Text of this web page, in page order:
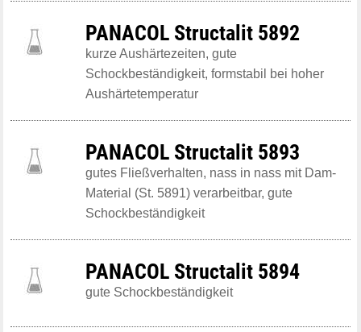
PANACOL Structalit 5892
kurze Aushärtezeiten, gute
Schockbeständigkeit, formstabil bei hoher
Aushärtetemperatur
PANACOL Structalit 5893
gutes Fließverhalten, nass in nass mit Dam-
Material (St. 5891) verarbeitbar, gute
Schockbeständigkeit
PANACOL Structalit 5894
gute Schockbeständigkeit